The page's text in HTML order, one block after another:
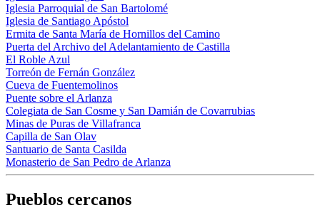
Iglesia Parroquial de San Bartolomé
Iglesia de Santiago Apóstol
Ermita de Santa María de Hornillos del Camino
Puerta del Archivo del Adelantamiento de Castilla
El Roble Azul
Torreón de Fernán González
Cueva de Fuentemolinos
Puente sobre el Arlanza
Colegiata de San Cosme y San Damián de Covarrubias
Minas de Puras de Villafranca
Capilla de San Olav
Santuario de Santa Casilda
Monasterio de San Pedro de Arlanza
Pueblos cercanos